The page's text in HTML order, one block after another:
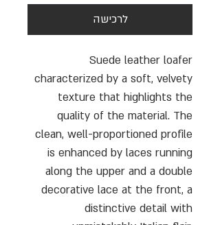
לרכישה
Suede leather loafer
characterized by a soft, velvety
texture that highlights the
quality of the material. The
clean, well-proportioned profile
is enhanced by laces running
along the upper and a double
decorative lace at the front, a
distinctive detail with